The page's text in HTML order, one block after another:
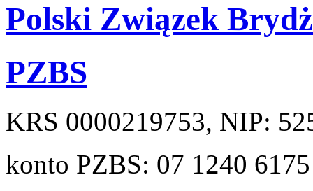
Polski Związek
PZBS
KRS 0000219753, NIP:
konto PZBS: 07 1240